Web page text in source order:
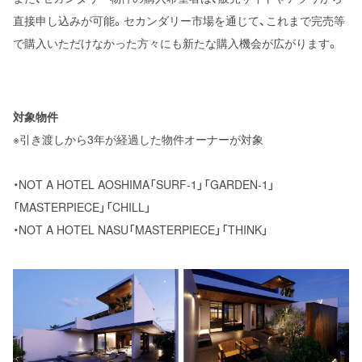
直接申し込みが可能。セカンダリー市場を通じて、これまで完売等
で購入いただけなかった方々にも新たな購入機会が広がります。
対象物件
※引き渡しから3年が経過した物件オーナーが対象
・NOT A HOTEL AOSHIMA「SURF-1」「GARDEN-1」
「MASTERPIECE」「CHILL」
・NOT A HOTEL NASU「MASTERPIECE」「THINK」